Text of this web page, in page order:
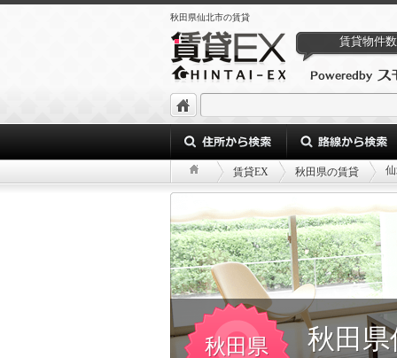
秋田県仙北市の賃貸
賃貸物件数
賃貸EX 秋田県の賃貸
秋田県
秋田